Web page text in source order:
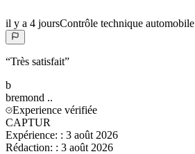
il y a 4 joursContrôle technique automobile
“Très satisfait”
b
bremond ..
Experience vérifiée
CAPTUR
Expérience: : 3 août 2026
Rédaction: : 3 août 2026